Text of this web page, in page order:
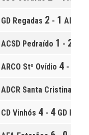
GD Regadas 2 - 1 ADCR
ACSD Pedraído 1 - 2
ARCO Stº Ovídio 4 -
ADCR Santa Cristina
CD Vinhós 4 - 4 GD